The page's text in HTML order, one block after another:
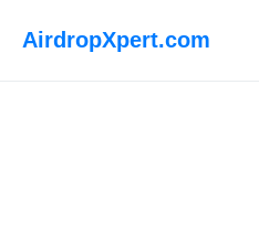
AirdropXpert.com